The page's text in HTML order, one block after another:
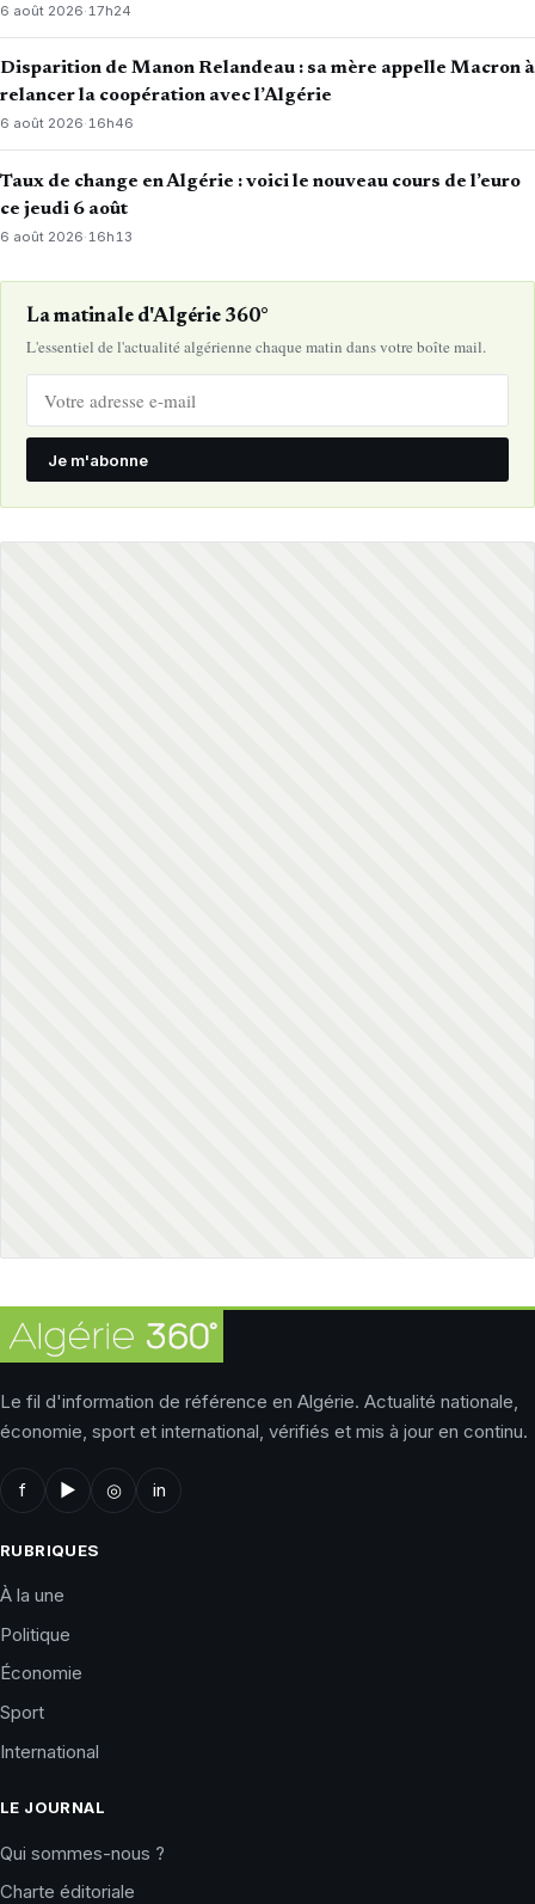
6 août 2026· 17h24
Disparition de Manon Relandeau : sa mère appelle Macron à
relancer la coopération avec l’Algérie
6 août 2026·16h46
Taux de change en Algérie : voici le nouveau cours de l’euro
ce jeudi 6 août
6 août 2026· 16h13
La matinale d'Algérie 360°
L'essentiel de l'actualité algérienne chaque matin dans votre boîte mail.
Je m'abonne
Le fil d'information de référence en Algérie. Actualité nationale,
économie, sport et international, vérifiés et mis à jour en continu.
f ▶ ◎ in
RUBRIQUES
À la une
Politique
Économie
Sport
International
LE JOURNAL
Qui sommes-nous ?
Charte éditoriale